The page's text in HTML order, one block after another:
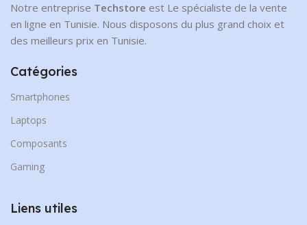
Notre entreprise Techstore est Le spécialiste de la vente
en ligne en Tunisie. Nous disposons du plus grand choix et
des meilleurs prix en Tunisie.
Catégories
Smartphones
Laptops
Composants
Gaming
Liens utiles